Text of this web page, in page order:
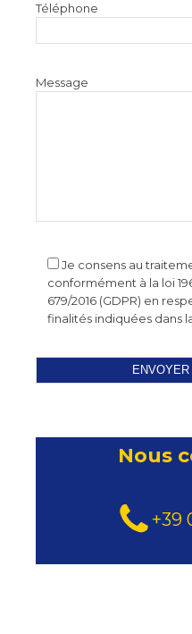
Téléphone
Message
Je consens au
conformément à la loi
679/2016 (GDPR) en
finalités indiquées dans
Nous
+39